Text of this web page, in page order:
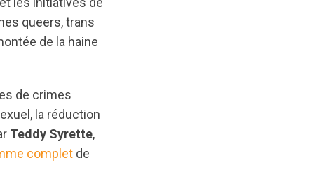
queers, trans
de la haine
de crimes
la réduction
Teddy Syrette,
complet de